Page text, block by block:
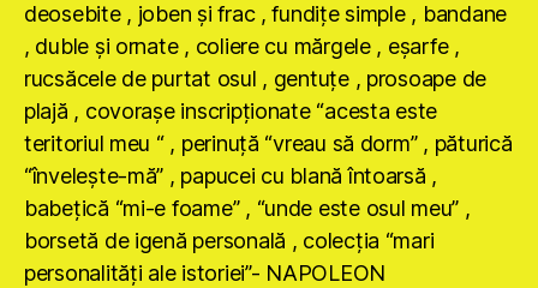
deosebite , joben şi frac , fundiţe simple , bandane
, duble şi ornate , coliere cu mărgele , eşarfe ,
rucsăcele de purtat osul , gentuţe , prosoape de
plajă , covoraşe inscripţionate “acesta este
teritoriul meu “ , perinuţă “vreau să dorm” , păturică
“înveleşte-mă” , papucei cu blană întoarsă ,
babeţică “mi-e foame” , “unde este osul meu” ,
borsetă de igenă personală , colecţia “mari
personalităţi ale istoriei”- NAPOLEON